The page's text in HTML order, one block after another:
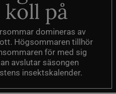
koll på
domineras av
Högsommaren tillhör
för med sig
avslutar säsongen
insektskalender.